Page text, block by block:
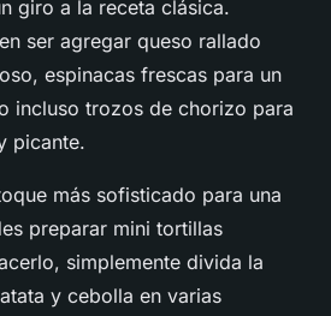
giro a la receta clásica.
ser agregar queso rallado
espinacas frescas para un
incluso trozos de chorizo para
picante.
más sofisticado para una
preparar mini tortillas
simplemente divida la
y cebolla en varias